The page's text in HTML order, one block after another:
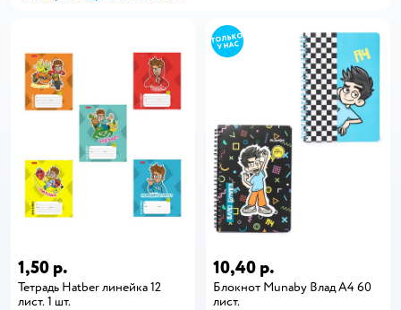
1,50 р.
Тетрадь Hatber линейка 12
лист. 1 шт.
10,40 р.
Блокнот Munaby Влад А4 60
лист.